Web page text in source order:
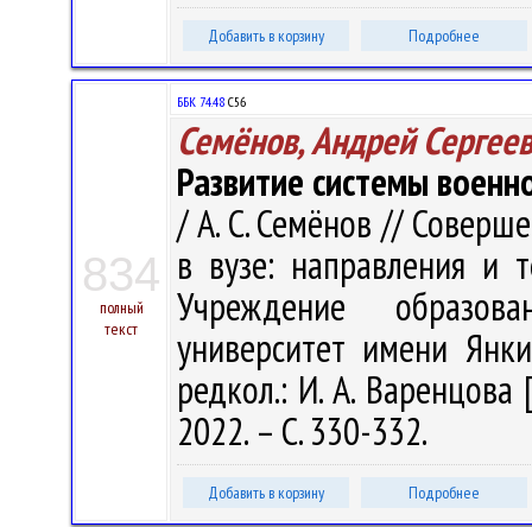
Добавить в корзину Подробнее
834
полный
текст
ББК 74.48 С56
Семёнов, Андрей
Развитие системы
/ А. С. Семёнов //
в вузе: направления и
Учреждение
университет имени
редкол.: И. А.
2022. – С. 330-332.
Добавить в корзину Подробнее